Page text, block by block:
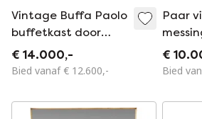
Vintage Buffa Paolo
buffetkast door
Galdino Maspero,
Italië 1930
€ 14.000,-
Bied vanaf € 12.600,-
Paar
Paolo
Italië
€
Bied